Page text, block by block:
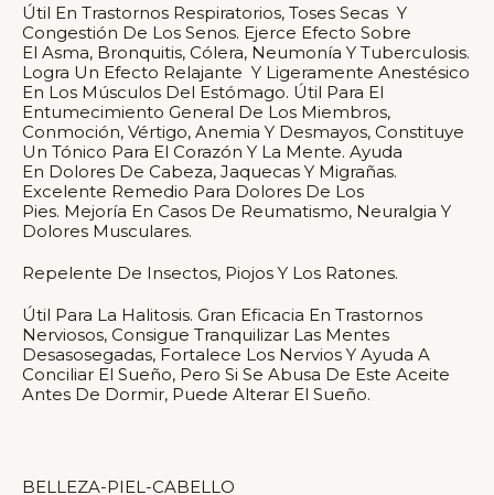
Útil En Trastornos Respiratorios, Toses Secas Y
Congestión De Los Senos. Ejerce Efecto Sobre
El Asma, Bronquitis, Cólera, Neumonía Y Tuberculosis.
Logra Un Efecto Relajante Y Ligeramente Anestésico
En Los Músculos Del Estómago. Útil Para El
Entumecimiento General De Los Miembros,
Conmoción, Vértigo, Anemia Y Desmayos, Constituye
Un Tónico Para El Corazón Y La Mente. Ayuda
En Dolores De Cabeza, Jaquecas Y Migrañas.
Excelente Remedio Para Dolores De Los
Pies. Mejoría En Casos De Reumatismo, Neuralgia Y
Dolores Musculares.
Repelente De Insectos, Piojos Y Los Ratones.
Útil Para La Halitosis. Gran Eficacia En Trastornos
Nerviosos, Consigue Tranquilizar Las Mentes
Desasosegadas, Fortalece Los Nervios Y Ayuda A
Conciliar El Sueño, Pero Si Se Abusa De Este Aceite
Antes De Dormir, Puede Alterar El Sueño.
BELLEZA-PIEL-CABELLO